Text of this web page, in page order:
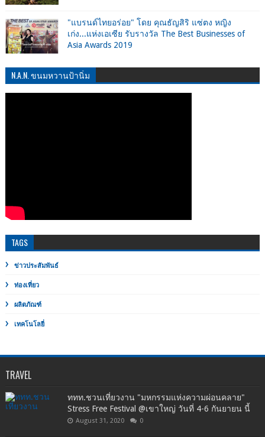
"แบรนด์ไทยอร่อย" โดย คุณธัญสิริ แซ่ตง หญิง
เก่ง...แห่งเอเซีย รับรางวัล The Best Businesses of
Asia Awards 2019
N.A.N. ขนมหวานป้านิ่ม
TAGS
ข่าวประสัมพันธ์
ท่องเที่ยว
ผลิตภัณฑ์
เทคโนโลยี่
TRAVEL
ททท.ชวนเที่ยวงาน "มหกรรมแห่งความผ่อนคลาย"
Stress Free Festival @เขาใหญ่ วันที่ 4-6 กันยายน นี้
August 31, 2020 0